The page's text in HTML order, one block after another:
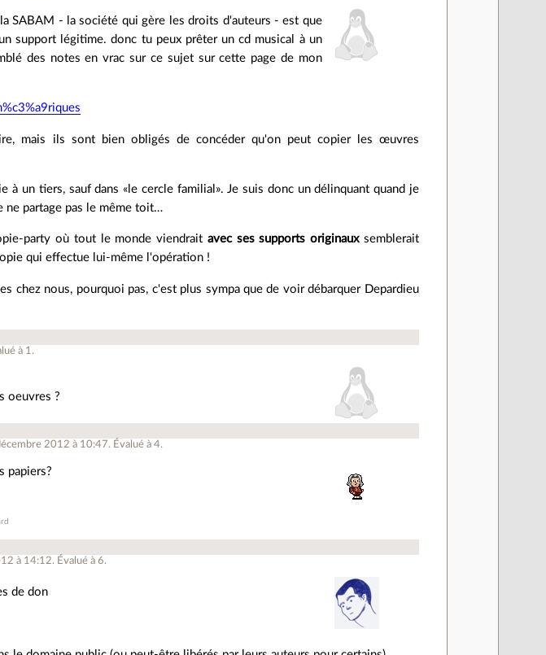
SABAM - la société qui gère les droits d'auteurs - est que
support légitime. donc tu peux prêter un cd musical à un
des notes en vrac sur ce sujet sur cette page de mon
mais ils sont bien obligés de concéder qu'on peut copier les œuvres
à un tiers, sauf dans «le cercle familial». Je suis donc un délinquant quand je
ne partage pas le même toit…
party où tout le monde viendrait avec ses supports originauxsemblerait
qui effectue lui-même l'opération !
chez nous, pourquoi pas, c'est plus sympa que de voir débarquer Depardieu
à 1 .
oeuvres ?
2012 à 10:47. Évalué à4.
papiers?
à 14:12. Évalué à6.
de don